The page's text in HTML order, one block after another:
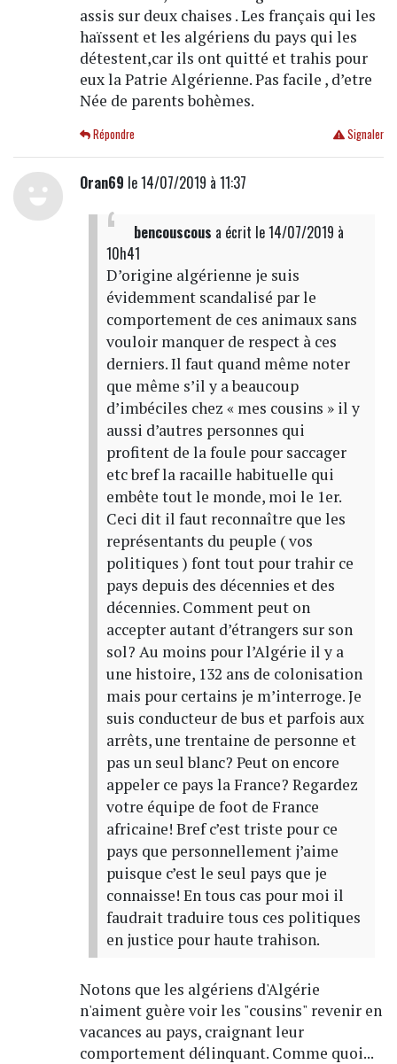
assis sur deux chaises . Les français qui les
haïssent et les algériens du pays qui les
détestent,car ils ont quitté et trahis pour
eux la Patrie Algérienne. Pas facile , d’etre
Née de parents bohèmes.
Signaler
Répondre
Oran69 le 14/07/2019 à 11:37
bencouscous a écrit le 14/07/2019 à
10h41
D’origine algérienne je suis
évidemment scandalisé par le
comportement de ces animaux sans
vouloir manquer de respect à ces
derniers. Il faut quand même noter
que même s’il y a beaucoup
d’imbéciles chez « mes cousins » il y
aussi d’autres personnes qui
profitent de la foule pour saccager
etc bref la racaille habituelle qui
embête tout le monde, moi le 1er.
Ceci dit il faut reconnaître que les
représentants du peuple ( vos
politiques ) font tout pour trahir ce
pays depuis des décennies et des
décennies. Comment peut on
accepter autant d’étrangers sur son
sol? Au moins pour l’Algérie il y a
une histoire, 132 ans de colonisation
mais pour certains je m’interroge. Je
suis conducteur de bus et parfois aux
arrêts, une trentaine de personne et
pas un seul blanc? Peut on encore
appeler ce pays la France? Regardez
votre équipe de foot de France
africaine! Bref c’est triste pour ce
pays que personnellement j’aime
puisque c’est le seul pays que je
connaisse! En tous cas pour moi il
faudrait traduire tous ces politiques
en justice pour haute trahison.
Notons que les algériens d'Algérie
n'aiment guère voir les "cousins" revenir en
vacances au pays, craignant leur
comportement délinquant. Comme quoi...